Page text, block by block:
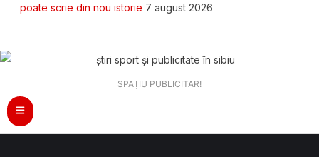
poate scrie din nou istorie 7 august 2026
SPAȚIU PUBLICITAR!